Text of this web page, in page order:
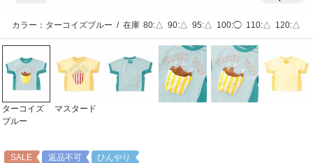
カラー：ターコイズブルー / 在庫 80:△ 90:△ 95:△ 100:◯ 110:△ 120:△
ターコイズ
ブルー
マスタード
SALE 返品不可 ひんやり